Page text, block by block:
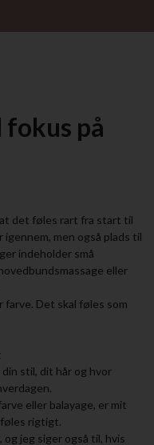
fokus på
det føles rart fra start til
men også plads til
indeholder små
eller
farve. Det skal føles som
stil, dit hår og hvor
eller balayage, er mit
rigtigt.
jeg siger også til, hvis